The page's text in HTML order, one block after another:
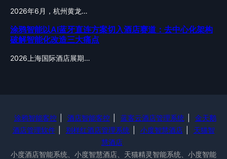
2026年6月，杭州黄龙…
涂鸦智能以AI蓝牙直连方案切入酒店赛道：去中心化架构
破解智能化改造三大痛点
2026上海国际酒店展期…
涂鸦智能客控 酒店智能客控 蓝客云酒店管理系统
金天鹅
酒店管理软件
别样红酒店管理系统 小度智慧酒店
天猫智
慧酒店
小度酒店智能系统、小度智慧酒店、天猫精灵智能系统、小度智能